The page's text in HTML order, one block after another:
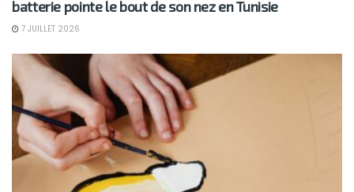
batterie pointe le bout de son nez en Tunisie
7 JUILLET 2026